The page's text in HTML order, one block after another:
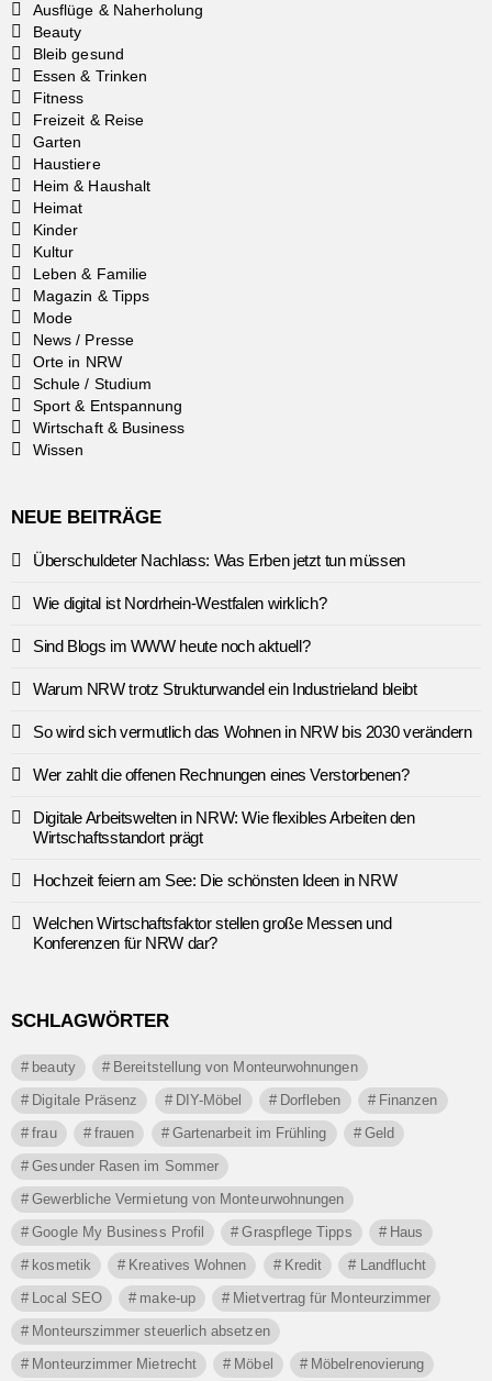
Ausflüge & Naherholung
Beauty
Bleib gesund
Essen & Trinken
Fitness
Freizeit & Reise
Garten
Haustiere
Heim & Haushalt
Heimat
Kinder
Kultur
Leben & Familie
Magazin & Tipps
Mode
News / Presse
Orte in NRW
Schule / Studium
Sport & Entspannung
Wirtschaft & Business
Wissen
NEUE BEITRÄGE
Überschuldeter Nachlass: Was Erben jetzt tun müssen
Wie digital ist Nordrhein-Westfalen wirklich?
Sind Blogs im WWW heute noch aktuell?
Warum NRW trotz Strukturwandel ein Industrieland bleibt
So wird sich vermutlich das Wohnen in NRW bis 2030 verändern
Wer zahlt die offenen Rechnungen eines Verstorbenen?
Digitale Arbeitswelten in NRW: Wie flexibles Arbeiten den
Wirtschaftsstandort prägt
Hochzeit feiern am See: Die schönsten Ideen in NRW
Welchen Wirtschaftsfaktor stellen große Messen und
Konferenzen für NRW dar?
SCHLAGWÖRTER
beauty
Bereitstellung von Monteurwohnungen
Digitale Präsenz
DIY-Möbel Dorfleben
Finanzen
frau
frauen Gartenarbeit im Frühling
Geld
Gesunder Rasen im Sommer
Gewerbliche Vermietung von Monteurwohnungen
Google My Business Profil
Graspflege Tipps
Haus
kosmetik
Kreatives Wohnen Kredit
Landflucht
Local SEO
make-up
Mietvertrag für Monteurzimmer
Monteurszimmer steuerlich absetzen
Monteurzimmer Mietrecht
Möbel Möbelrenovierung